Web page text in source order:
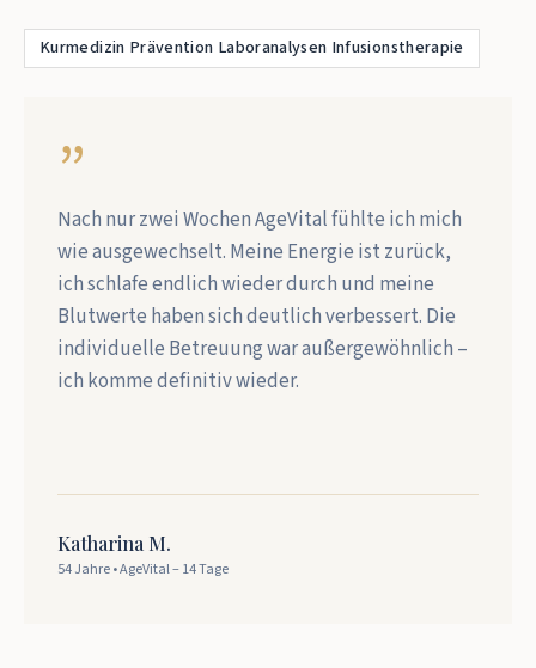
Kurmedizin Prävention Laboranalysen Infusionstherapie
”
Nach nur zwei Wochen AgeVital fühlte ich mich
wie ausgewechselt. Meine Energie ist zurück,
ich schlafe endlich wieder durch und meine
Blutwerte haben sich deutlich verbessert. Die
individuelle Betreuung war außergewöhnlich –
ich komme definitiv wieder.
Katharina M.
54 Jahre • AgeVital – 14 Tage